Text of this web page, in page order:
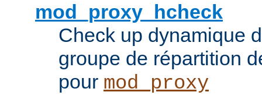
mod_proxy_hcheck
Check up dynamique
groupe de répartition
pour mod_proxy